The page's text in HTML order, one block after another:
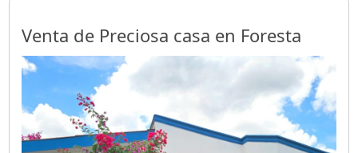
Venta de Preciosa casa en Foresta